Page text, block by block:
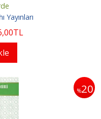
Yayınları
,00TL
%20